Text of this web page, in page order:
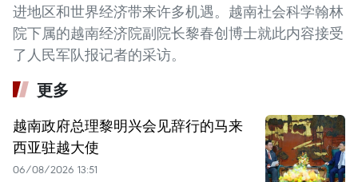
进地区和世界经济带来许多机遇。越南社会科学翰林
院下属的越南经济院副院长黎春创博士就此内容接受
了人民军队报记者的采访。
更多
越南政府总理黎明兴会见辞行的马来
西亚驻越大使
06/08/2026 13:51